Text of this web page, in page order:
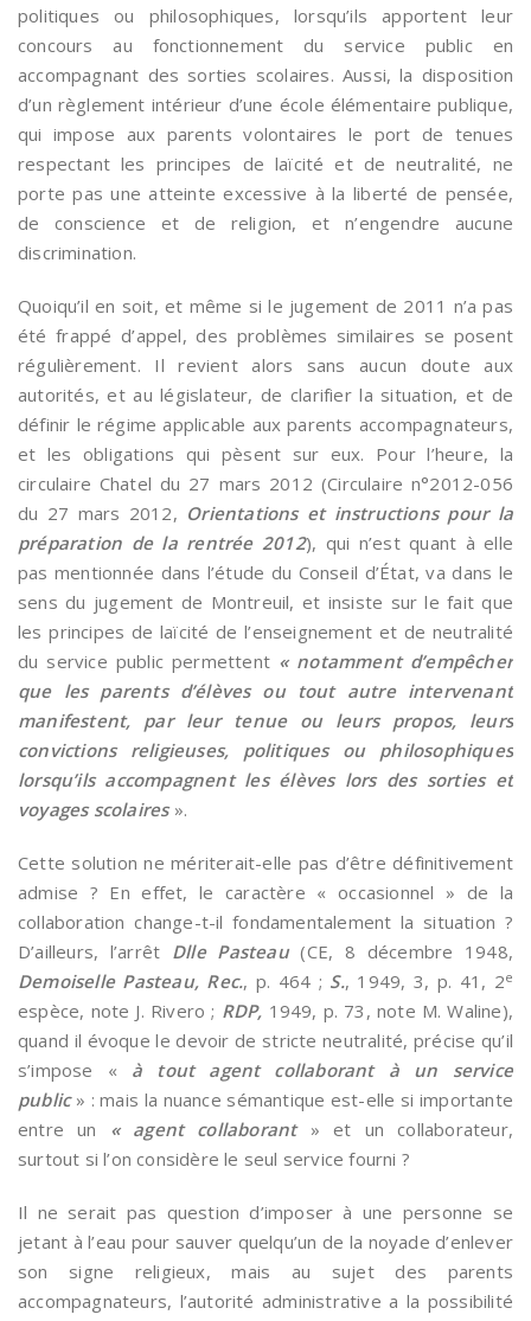
politiques ou philosophiques, lorsqu’ils apportent leur
concours au fonctionnement du service public en
accompagnant des sorties scolaires. Aussi, la disposition
d’un règlement intérieur d’une école élémentaire publique,
qui impose aux parents volontaires le port de tenues
respectant les principes de laïcité et de neutralité, ne
porte pas une atteinte excessive à la liberté de pensée,
de conscience et de religion, et n’engendre aucune
discrimination.
Quoiqu’il en soit, et même si le jugement de 2011 n’a pas
été frappé d’appel, des problèmes similaires se posent
régulièrement. Il revient alors sans aucun doute aux
autorités, et au législateur, de clarifier la situation, et de
définir le régime applicable aux parents accompagnateurs,
et les obligations qui pèsent sur eux. Pour l’heure, la
circulaire Chatel du 27 mars 2012 (Circulaire n°2012-056
du 27 mars 2012, Orientations et instructions pour la
préparation de la rentrée 2012), qui n’est quant à elle
pas mentionnée dans l’étude du Conseil d’État, va dans le
sens du jugement de Montreuil, et insiste sur le fait que
les principes de laïcité de l’enseignement et de neutralité
du service public permettent « notamment d’empêcher
que les parents d’élèves ou tout autre intervenant
manifestent, par leur tenue ou leurs propos, leurs
convictions religieuses, politiques ou philosophiques
lorsqu’ils accompagnent les élèves lors des sorties et
voyages scolaires».
Cette solution ne mériterait-elle pas d’être définitivement
admise ? En effet, le caractère « occasionnel » de la
collaboration change-t-il fondamentalement la situation ?
D’ailleurs, l’arrêt Dlle Pasteau(CE, 8 décembre 1948,
Demoiselle Pasteau, Rec., p. 464 ; S., 1949, 3, p. 41, 2e
espèce, note J. Rivero ; RDP, 1949, p. 73, note M. Waline),
quand il évoque le devoir de stricte neutralité, précise qu’il
s’impose « à tout agent collaborant à un service
public» : mais la nuance sémantique est-elle si importante
entre un « agent collaborant» et un collaborateur,
surtout si l’on considère le seul service fourni ?
Il ne serait pas question d’imposer à une personne se
jetant à l’eau pour sauver quelqu’un de la noyade d’enlever
son signe religieux, mais au sujet des parents
accompagnateurs, l’autorité administrative a la possibilité